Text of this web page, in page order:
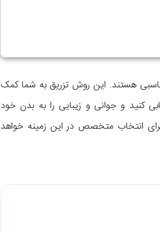
هستند. این روش تزریق به شما کمک
کنید و جوانی و زیبایی را به بدن خود
انتخاب متخصص در این زمینه خواهد